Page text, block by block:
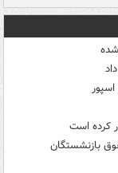
کرده است
بازنشستگان